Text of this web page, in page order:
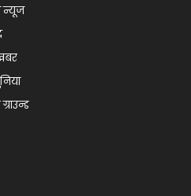
न्यूज